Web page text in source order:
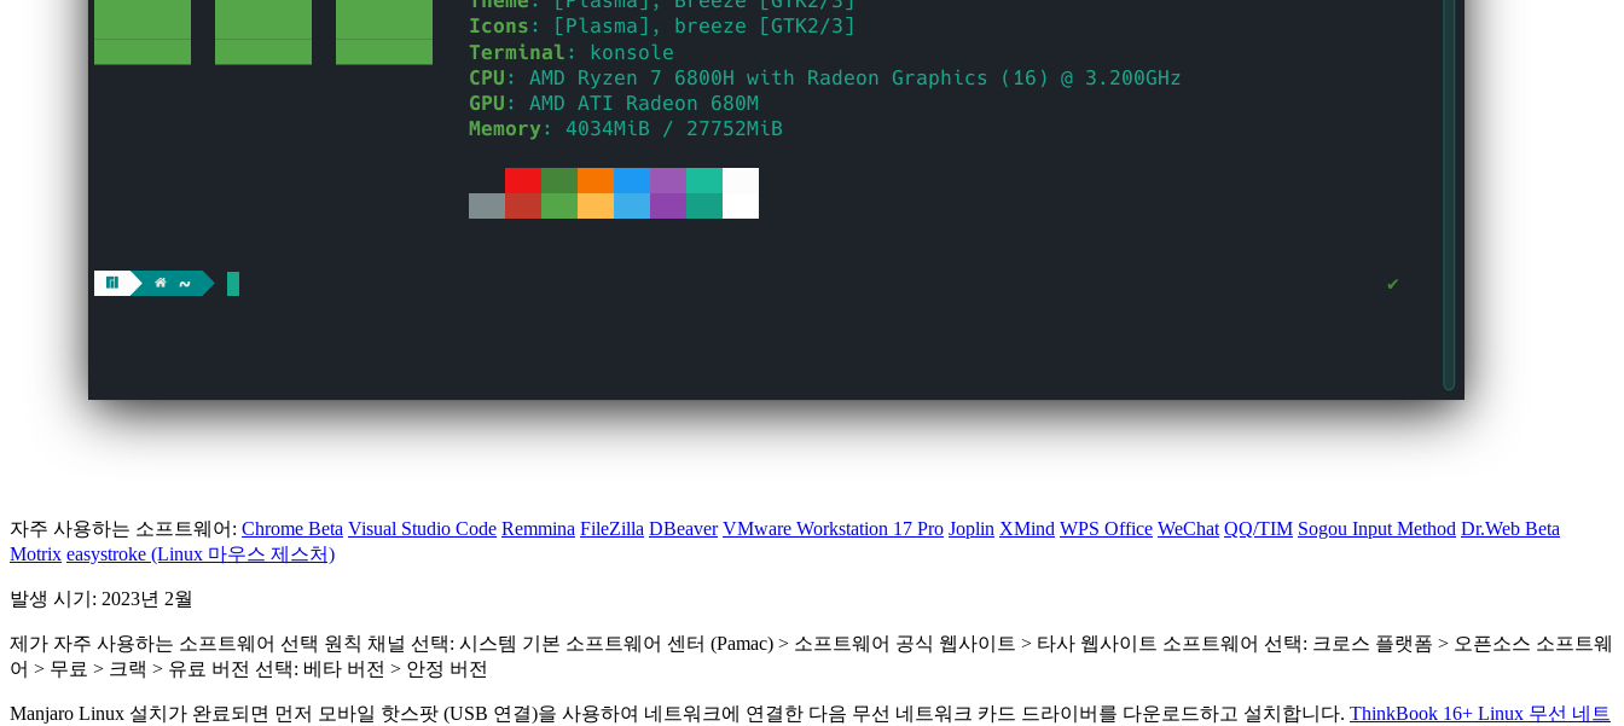
자주 사용하는 소프트웨어: Chrome Beta Visual Studio Code Remmina FileZilla DBeaver VMware Workstation 17 Pro Joplin XMind WPS Office WeChat QQ/TIM Sogou Input Method Dr.Web Beta
Motrix easystroke (Linux 마우스 제스처)
발생 시기: 2023년 2월
제가 자주 사용하는 소프트웨어 선택 원칙 채널 선택: 시스템 기본 소프트웨어 센터 (Pamac) > 소프트웨어 공식 웹사이트 > 타사 웹사이트 소프트웨어 선택: 크로스 플랫폼 > 오픈소스 소프트웨
어 > 무료 > 크랙 > 유료 버전 선택: 베타 버전 > 안정 버전
Manjaro Linux 설치가 완료되면 먼저 모바일 핫스팟 (USB 연결)을 사용하여 네트워크에 연결한 다음 무선 네트워크 카드 드라이버를 다운로드하고 설치합니다. ThinkBook 16+ Linux 무선 네트